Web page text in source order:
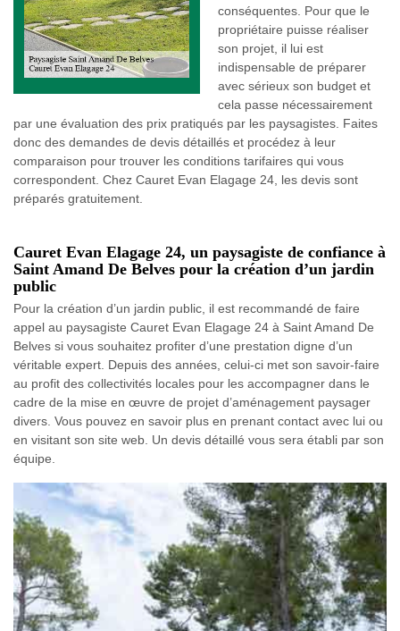
conséquentes. Pour que le
propriétaire puisse réaliser
son projet, il lui est
indispensable de préparer
avec sérieux son budget et
cela passe nécessairement
par une évaluation des prix pratiqués par les paysagistes. Faites
donc des demandes de devis détaillés et procédez à leur
comparaison pour trouver les conditions tarifaires qui vous
correspondent. Chez Cauret Evan Elagage 24, les devis sont
préparés gratuitement.
Cauret Evan Elagage 24, un paysagiste de confiance à
Saint Amand De Belves pour la création d’un jardin
public
Pour la création d’un jardin public, il est recommandé de faire
appel au paysagiste Cauret Evan Elagage 24 à Saint Amand De
Belves si vous souhaitez profiter d’une prestation digne d’un
véritable expert. Depuis des années, celui-ci met son savoir-faire
au profit des collectivités locales pour les accompagner dans le
cadre de la mise en œuvre de projet d’aménagement paysager
divers. Vous pouvez en savoir plus en prenant contact avec lui ou
en visitant son site web. Un devis détaillé vous sera établi par son
équipe.